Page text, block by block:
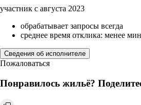
участник с августа 2023
обрабатывает запросы всегда
среднее время отклика: менее
Сведения об исполнителе
Пожаловаться
Понравилось жильё?